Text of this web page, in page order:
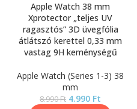
Apple Watch 38 mm
Xprotector „teljes UV
ragasztós” 3D üvegfólia
átlátszó kerettel 0,33 mm
vastag 9H keménységű
Apple Watch (Series 1-3) 38
mm
8.990Ft 4.990 Ft